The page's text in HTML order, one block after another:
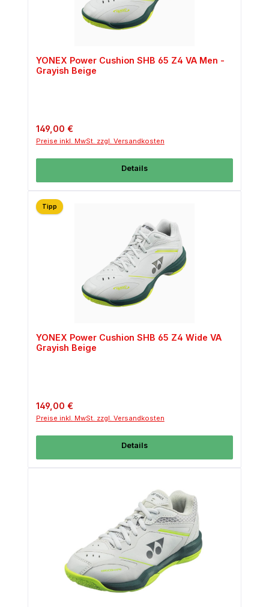
YONEX Power Cushion SHB 65 Z4 VA Men -
Grayish Beige
Regulärer Preis:
149,00 €
Preise inkl. MwSt. zzgl. Versandkosten
Details
Tipp
YONEX Power Cushion SHB 65 Z4 Wide VA
Grayish Beige
Regulärer Preis:
149,00 €
Preise inkl. MwSt. zzgl. Versandkosten
Details